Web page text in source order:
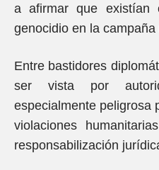
a afirmar que existían
genocidio en la
Entre bastidores
ser vista por
especialmente peligrosa
violaciones
responsabilización